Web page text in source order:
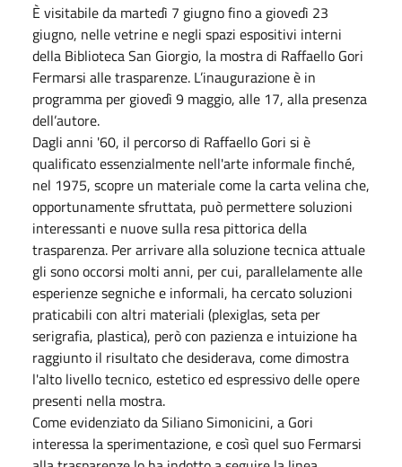
È visitabile da martedì 7 giugno fino a giovedì 23
giugno, nelle vetrine e negli spazi espositivi interni
della Biblioteca San Giorgio, la mostra di Raffaello Gori
Fermarsi alle trasparenze. L’inaugurazione è in
programma per giovedì 9 maggio, alle 17, alla presenza
dell’autore.
Dagli anni '60, il percorso di Raffaello Gori si è
qualificato essenzialmente nell'arte informale finché,
nel 1975, scopre un materiale come la carta velina che,
opportunamente sfruttata, può permettere soluzioni
interessanti e nuove sulla resa pittorica della
trasparenza. Per arrivare alla soluzione tecnica attuale
gli sono occorsi molti anni, per cui, parallelamente alle
esperienze segniche e informali, ha cercato soluzioni
praticabili con altri materiali (plexiglas, seta per
serigrafia, plastica), però con pazienza e intuizione ha
raggiunto il risultato che desiderava, come dimostra
l'alto livello tecnico, estetico ed espressivo delle opere
presenti nella mostra.
Come evidenziato da Siliano Simonicini, a Gori
interessa la sperimentazione, e così quel suo Fermarsi